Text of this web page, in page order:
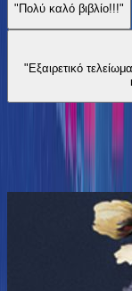
"Πολύ καλό βιβλίο!!!"
"Εξαιρετικό τελείωμα σε
Ίδιος